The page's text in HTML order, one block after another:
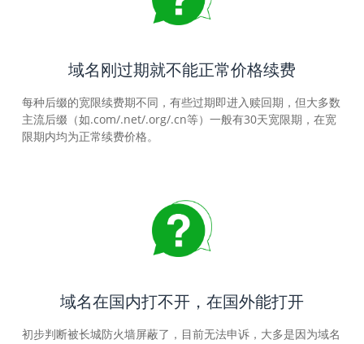
域名刚过期就不能正常价格续费
每种后缀的宽限续费期不同，有些过期即进入赎回期，但大多数
主流后缀（如.com/.net/.org/.cn等）一般有30天宽限期，在宽
限期内均为正常续费价格。
域名在国内打不开，在国外能打开
初步判断被长城防火墙屏蔽了，目前无法申诉，大多是因为域名